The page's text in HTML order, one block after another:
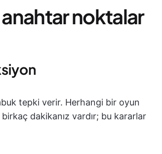
noktalar
tepki verir. Herhangi bir oyun
dakikanız vardır; bu kararlar